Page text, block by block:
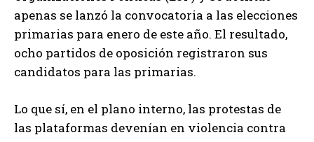
apenas se lanzó la convocatoria a las elecciones
primarias para enero de este año. El resultado,
ocho partidos de oposición registraron sus
candidatos para las primarias.
Lo que sí, en el plano interno, las protestas de
las plataformas devenían en violencia contra